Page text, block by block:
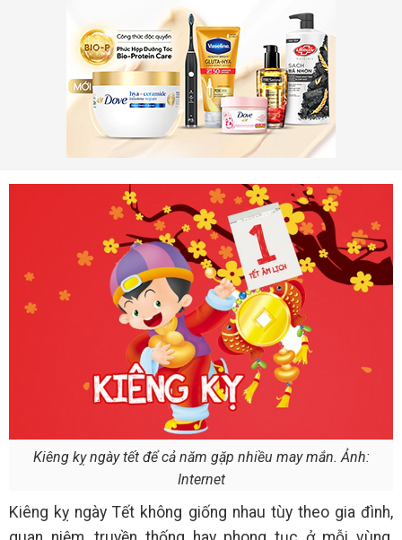
Kiêng kỵ ngày tết để cả năm gặp nhiều may mắn. Ảnh:
Internet
Kiêng kỵ ngày Tết không giống nhau tùy theo gia đình,